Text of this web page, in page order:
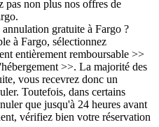
pas non plus nos offres de
gratuite à Fargo ?
à Fargo, sélectionnez
entièrement remboursable >>
>>. La majorité des
vous recevrez donc un
Toutefois, dans certains
que jusqu'à 24 heures avant
vérifiez bien votre réservation